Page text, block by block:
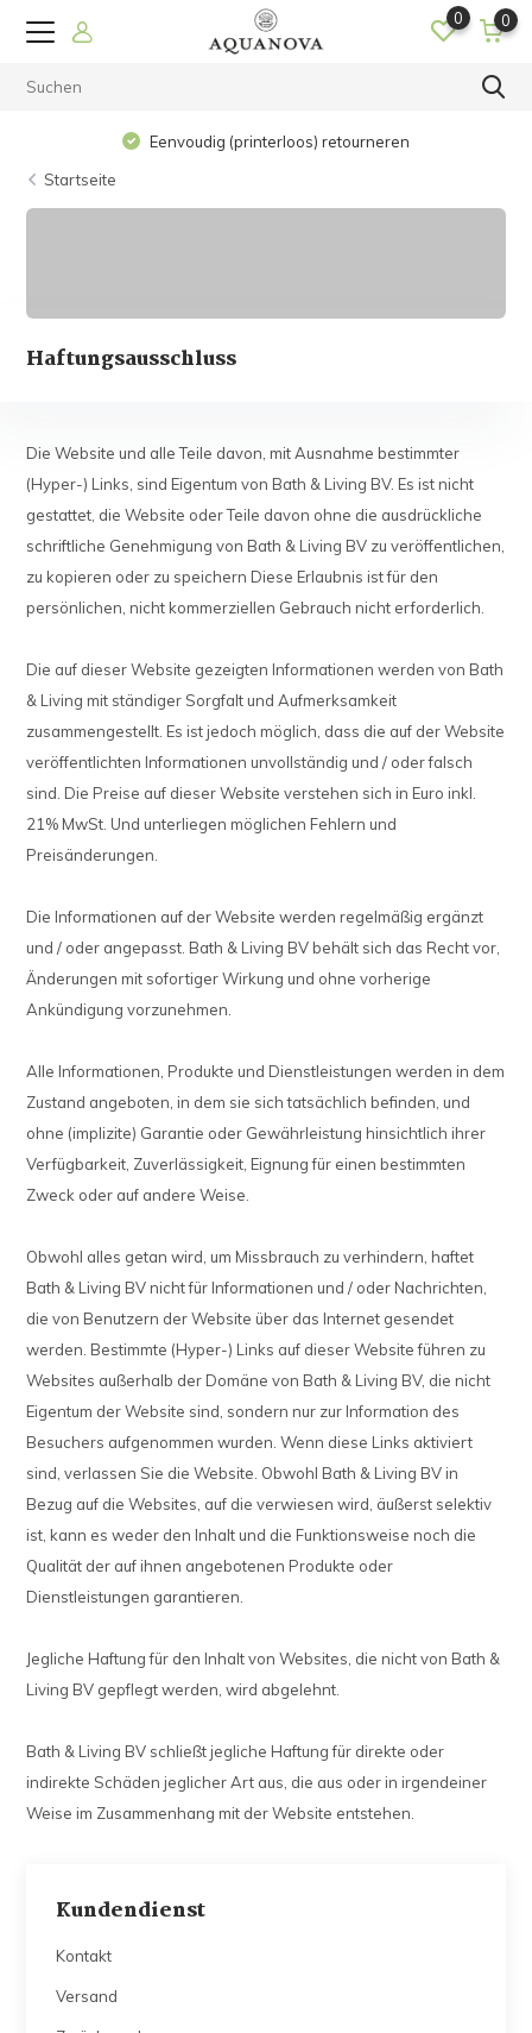
0 0
Eenvoudig (printerloos) retourneren
Startseite
Kundendienst
Kontakt
Versand
Haftungsausschluss
Die Website und alle Teile davon, mit Ausnahme bestimmter
(Hyper-) Links, sind Eigentum von Bath & Living BV. Es ist nicht
gestattet, die Website oder Teile davon ohne die ausdrückliche
schriftliche Genehmigung von Bath & Living BV zu veröffentlichen,
zu kopieren oder zu speichern Diese Erlaubnis ist für den
persönlichen, nicht kommerziellen Gebrauch nicht erforderlich.
Die auf dieser Website gezeigten Informationen werden von Bath
& Living mit ständiger Sorgfalt und Aufmerksamkeit
zusammengestellt. Es ist jedoch möglich, dass die auf der Website
veröffentlichten Informationen unvollständig und / oder falsch
sind. Die Preise auf dieser Website verstehen sich in Euro inkl.
21% MwSt. Und unterliegen möglichen Fehlern und
Preisänderungen.
Die Informationen auf der Website werden regelmäßig ergänzt
und / oder angepasst. Bath & Living BV behält sich das Recht vor,
Änderungen mit sofortiger Wirkung und ohne vorherige
Ankündigung vorzunehmen.
Alle Informationen, Produkte und Dienstleistungen werden in dem
Zustand angeboten, in dem sie sich tatsächlich befinden, und
ohne (implizite) Garantie oder Gewährleistung hinsichtlich ihrer
Verfügbarkeit, Zuverlässigkeit, Eignung für einen bestimmten
Zweck oder auf andere Weise.
Obwohl alles getan wird, um Missbrauch zu verhindern, haftet
Bath & Living BV nicht für Informationen und / oder Nachrichten,
die von Benutzern der Website über das Internet gesendet
werden. Bestimmte (Hyper-) Links auf dieser Website führen zu
Websites außerhalb der Domäne von Bath & Living BV, die nicht
Eigentum der Website sind, sondern nur zur Information des
Besuchers aufgenommen wurden. Wenn diese Links aktiviert
sind, verlassen Sie die Website. Obwohl Bath & Living BV in
Bezug auf die Websites, auf die verwiesen wird, äußerst selektiv
ist, kann es weder den Inhalt und die Funktionsweise noch die
Qualität der auf ihnen angebotenen Produkte oder
Dienstleistungen garantieren.
Jegliche Haftung für den Inhalt von Websites, die nicht von Bath &
Living BV gepflegt werden, wird abgelehnt.
Bath & Living BV schließt jegliche Haftung für direkte oder
indirekte Schäden jeglicher Art aus, die aus oder in irgendeiner
Weise im Zusammenhang mit der Website entstehen.